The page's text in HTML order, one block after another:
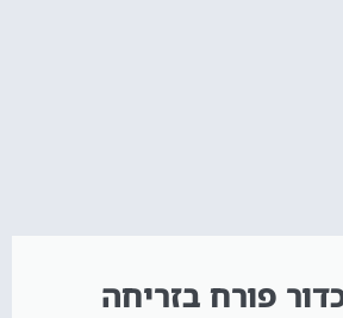
פורח בזריחה